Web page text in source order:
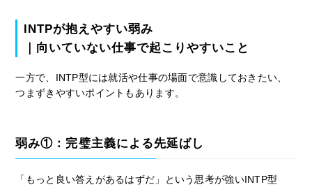
INTPが抱えやすい弱み
｜向いていない仕事で起こりやすいこと
一方で、INTP型には就活や仕事の場面で意識しておきたい、
つまずきやすいポイントもあります。
弱み①：完璧主義による先延ばし
「もっと良い答えがあるはずだ」という思考が強いINTP型